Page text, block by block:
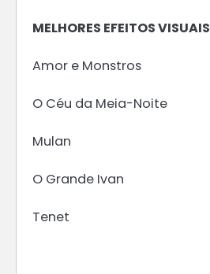
MELHORES EFEITOS VISUAIS
Amor e Monstros
O Céu da Meia-Noite
Mulan
O Grande Ivan
Tenet